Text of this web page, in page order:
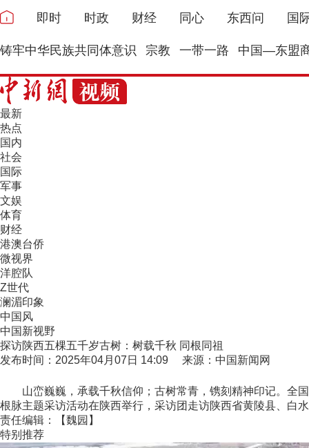
即时 时政 财经 同心 东西问 国
铸牢中华民族共同体意识 宗教 一带一路 中国—东盟
最新
热点
国内
社会
国际
军事
文娱
体育
财经
港澳台侨
微视界
洋腔队
Z世代
澜湄印象
中国风
中国新视野
探访陕西五棵五千岁古树：树载千秋 同根同祖
发布时间：2025年04月07日 14:09 来源：中国新闻网
山峦巍巍，承载千秋信仰；古树常青，镌刻精神印记。全国
根脉主题采访活动在陕西举行，采访团走访陕西省黄陵县、白
责任编辑：【魏园】
特别推荐